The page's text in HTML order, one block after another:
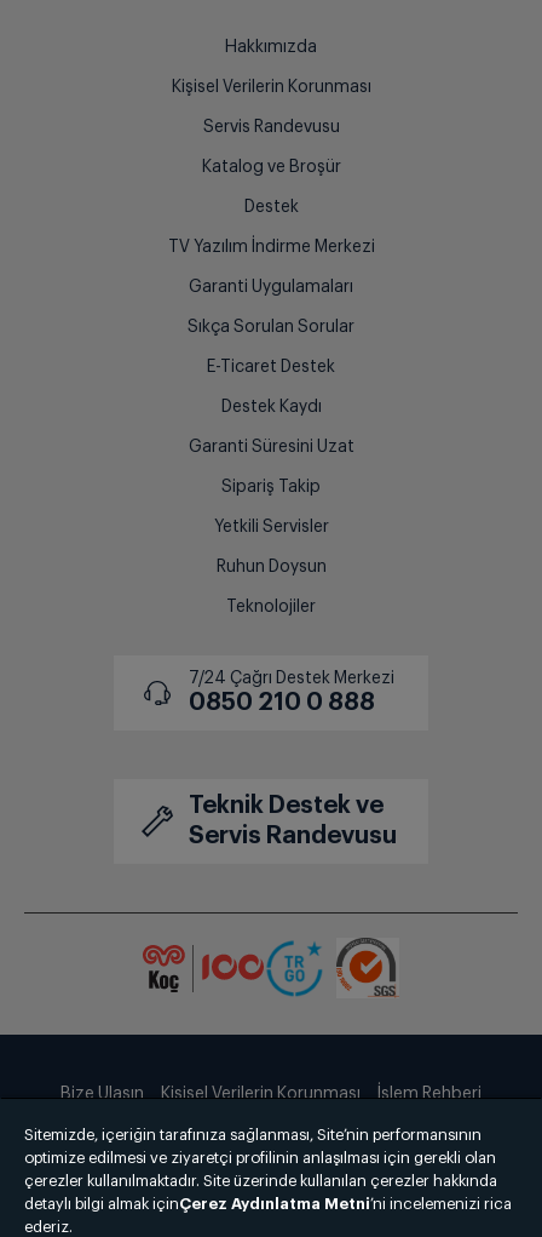
Hakkımızda
Kişisel Verilerin Korunması
Servis Randevusu
Katalog ve Broşür
Destek
TV Yazılım İndirme Merkezi
Garanti Uygulamaları
Sıkça Sorulan Sorular
E-Ticaret Destek
Destek Kaydı
Garanti Süresini Uzat
Sipariş Takip
Yetkili Servisler
Ruhun Doysun
Teknolojiler
7/24 Çağrı Destek Merkezi
0850 210 0 888
Teknik Destek ve
Servis Randevusu
Bize Ulaşın Kişisel Verilerin Korunması İşlem Rehberi
Satış Sözleşmesi
© 2025 grundig.com.tr
Sitemizde, içeriğin tarafınıza sağlanması, Site’nin performansının
optimize edilmesi ve ziyaretçi profilinin anlaşılması için gerekli olan
çerezler kullanılmaktadır. Site üzerinde kullanılan çerezler hakkında
detaylı bilgi almak içinÇerez Aydınlatma Metni’ni incelemenizi rica
ederiz.